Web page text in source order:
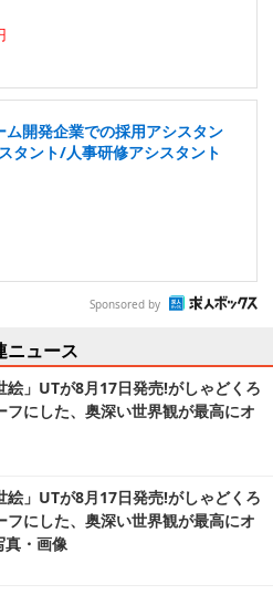
開発企業での採用アシスタン
タント/人事研修アシスタント
Sponsored by
ニュース
絵」UTが8月17日発売!がしゃどくろ
フにした、奥深い世界観が最高にオ
絵」UTが8月17日発売!がしゃどくろ
フにした、奥深い世界観が最高にオ
真・画像